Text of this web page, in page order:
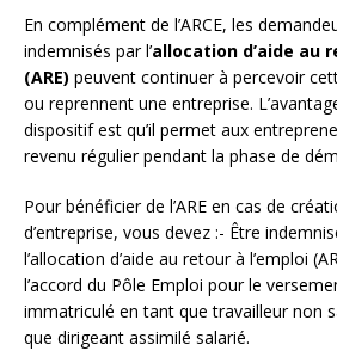
En complément de l’ARCE, les
indemnisés par l’allocation d’aide au
(ARE) peuvent continuer à percevoir
ou reprennent une entreprise.
dispositif est qu’il permet aux
revenu régulier pendant la phase de
Pour bénéficier de l’ARE en cas de
d’entreprise, vous devez :- Être
l’allocation d’aide au retour à l’emploi
l’accord du Pôle Emploi pour le
immatriculé en tant que travailleur non
que dirigeant assimilé salarié.